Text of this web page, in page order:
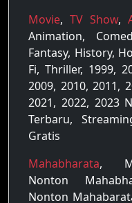
Movie, TV Show,
Animation,
Fantasy, History,
Fi, Thriller, 1999,
2009, 2010, 2011,
2021, 2022, 2023
Terbaru,
Gratis
Mahabharata,
Nonton
Nonton